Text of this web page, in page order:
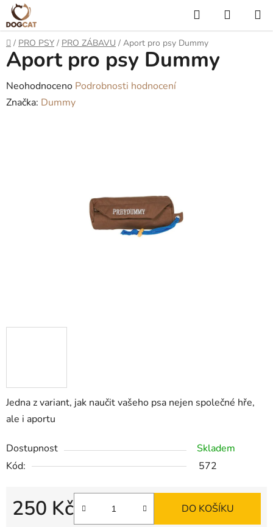
Přejít
na
obsah
Hledat
KOŠÍK
Domů
/ PRO PSY / PRO ZÁBAVU / Aport pro psy Dummy
P
o
s
t
Jedna z variant, jak naučit vašeho psa nejen společné hře,
ale i aportu
Dostupnost
Skladem
Kód:
572
250 Kč DO KOŠÍKU
Aport pro psy Dummy
Průměrné
hodnocení
Neohodnoceno Podrobnosti hodnocení
Značka: Dummy